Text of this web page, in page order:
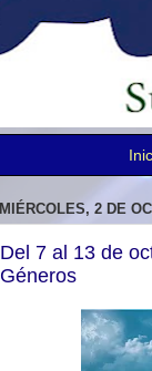
MIÉRCOLES, 2 DE
Del 7 al 13 de
Géneros